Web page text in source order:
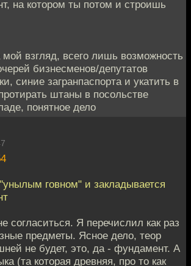
на котором ты потом и строишь
взгляд, всего лишь возможность
бизнесменов/депутатов
синие загранпаспорта и укатить в
штаны в посольстве
понятное дело
говном" и закладывается
согласиться. Я перечислил как раз
предметы. Ясное дело, теор
не будет, это, да - фундамент. А
(та которая древняя, про то как